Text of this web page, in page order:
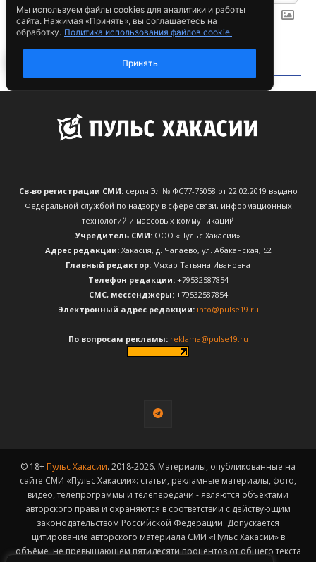
Св-во регистрации СМИ:серия Эл № ФС77-75058 от 22.02.2019 выдано
Федеральной службой по надзору в сфере связи, информационных
технологий и массовых коммуникаций
Учредитель СМИ: ООО «Пульс Хакасии»
Адрес редакции:Хакасия, д. Чапаево, ул. Абаканская, 52
Главный редактор: Мяхар Татьяна Ивановна
Телефон редакции:+79532587854
CМС, мессенджеры:+79532587854
Электронный адрес редакции: info@pulse19.ru
По вопросам рекламы: reklama@pulse19.ru
© 18+ Пульс Хакасии. 2018-2026. Материалы, опубликованные на
сайте СМИ «Пульс Хакасии»: статьи, рекламные материалы, фото,
видео, телепрограммы и телепередачи - являются объектами
авторского права и охраняются в соответствии с действующим
законодательством Российской Федерации. Допускается
цитирование авторского материала СМИ «Пульс Хакасии» в
объёме, не превышающем пятидесяти процентов от общего текста